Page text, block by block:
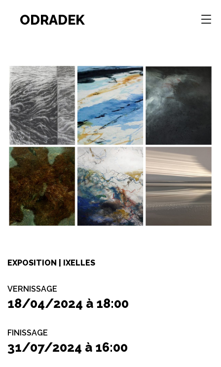
ODRADEK
EXPOSITION | IXELLES
VERNISSAGE
18/04/2024 à 18:00
FINISSAGE
31/07/2024 à 16:00